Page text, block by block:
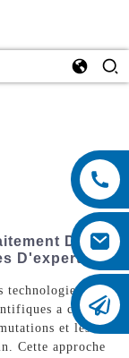
Du
D'experts
de
a créé une
et les
Cette approche